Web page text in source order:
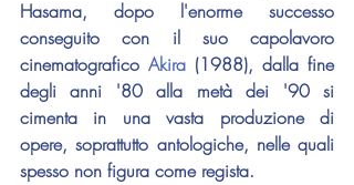
Hasama, dopo l'enorme successo
conseguito con il suo capolavoro
cinematografico Akira (1988), dalla fine
degli anni '80 alla metà dei '90 si
cimenta in una vasta produzione di
opere, soprattutto antologiche, nelle quali
spesso non figura come regista.